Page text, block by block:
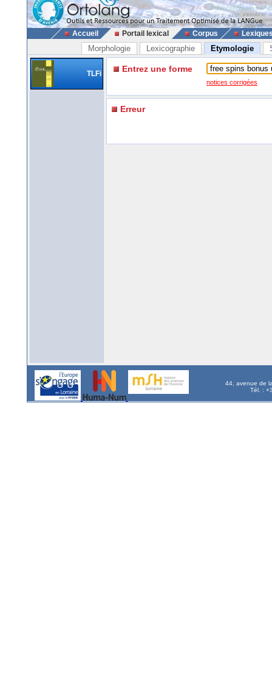
Accueil Portail lexical Corpus
Morphologie Lexicographie Etymologie
TLFi Entrez une forme
notices corrigées
Erreur
44, avenue de
Tél. :